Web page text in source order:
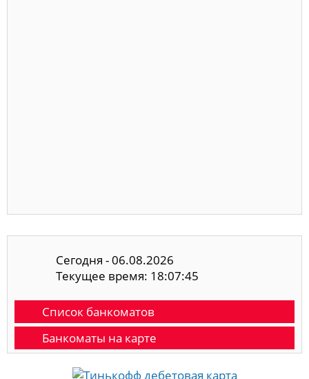
Сегодня - 06.08.2026
Текущее время: 18:07:45
Список банкоматов
Банкоматы на карте